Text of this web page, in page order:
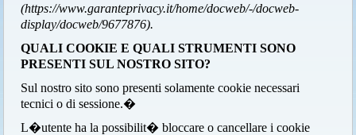
(https://www.garanteprivacy.it/home/docweb/-/docweb-
display/docweb/9677876).
QUALI COOKIE E QUALI STRUMENTI SONO
PRESENTI SUL NOSTRO SITO?
Sul nostro sito sono presenti solamente cookie necessari
tecnici o di sessione.�
L�utente ha la possibilit� bloccare o cancellare i cookie